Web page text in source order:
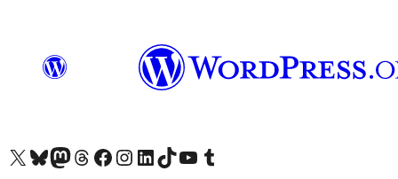
关注我们的 X（原 Twitter）账号访问我们的 Bluesky 账号关注我们的 Mastodon 账号访问我们的 Threads 账号 访问我们的 Facebook 公共主页关注我们的 Instagram 账号 关注我们的 LinkedIn 主页访问我们的 TikTok 账号访问我们的 YouTube 频道 访问我们的 Tumblr 账号